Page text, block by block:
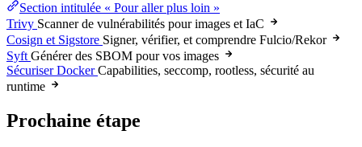
Section intitulée « Pour aller plus loin »
Trivy Scanner de vulnérabilités pour images et IaC
Cosign et Sigstore Signer, vérifier, et comprendre Fulcio/Rekor
Syft Générer des SBOM pour vos images
Sécuriser Docker Capabilities, seccomp, rootless, sécurité au
runtime
Prochaine étape